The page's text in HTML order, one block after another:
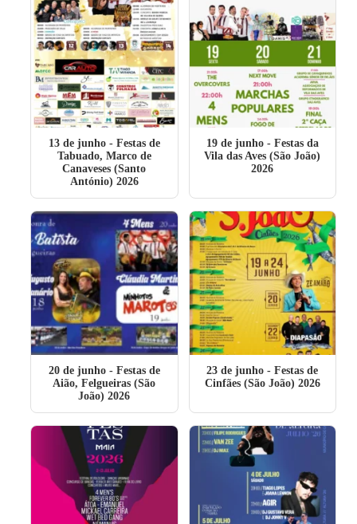
13 de junho- Festas de
Tabuado, Marco de
Canaveses (Santo
António) 2026
19 de junho- Festas da
Vila das Aves (São João)
2026
20 de junho- Festas de
Aião, Felgueiras (São
João) 2026
23 de junho - Festas de
Cinfães (São João) 2026